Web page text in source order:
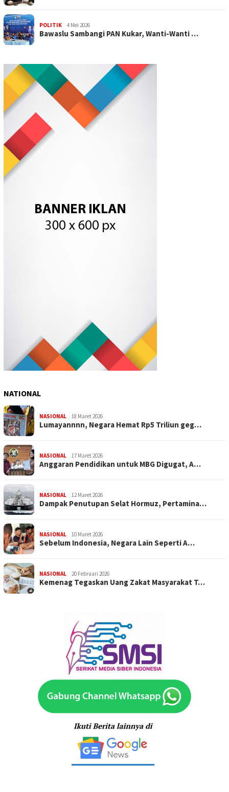
POLITIK 4 Mei 2026
Bawaslu Sambangi PAN Kukar, Wanti-Wanti …
NATIONAL
NASIONAL 18 Maret 2026
Lumayannnn, Negara Hemat Rp5 Triliun geg…
NASIONAL 17 Maret 2026
Anggaran Pendidikan untuk MBG Digugat, A…
NASIONAL 12 Maret 2026
Dampak Penutupan Selat Hormuz, Pertamina…
NASIONAL 10 Maret 2026
Sebelum Indonesia, Negara Lain Seperti A…
NASIONAL 20 Februari 2026
Kemenag Tegaskan Uang Zakat Masyarakat T…